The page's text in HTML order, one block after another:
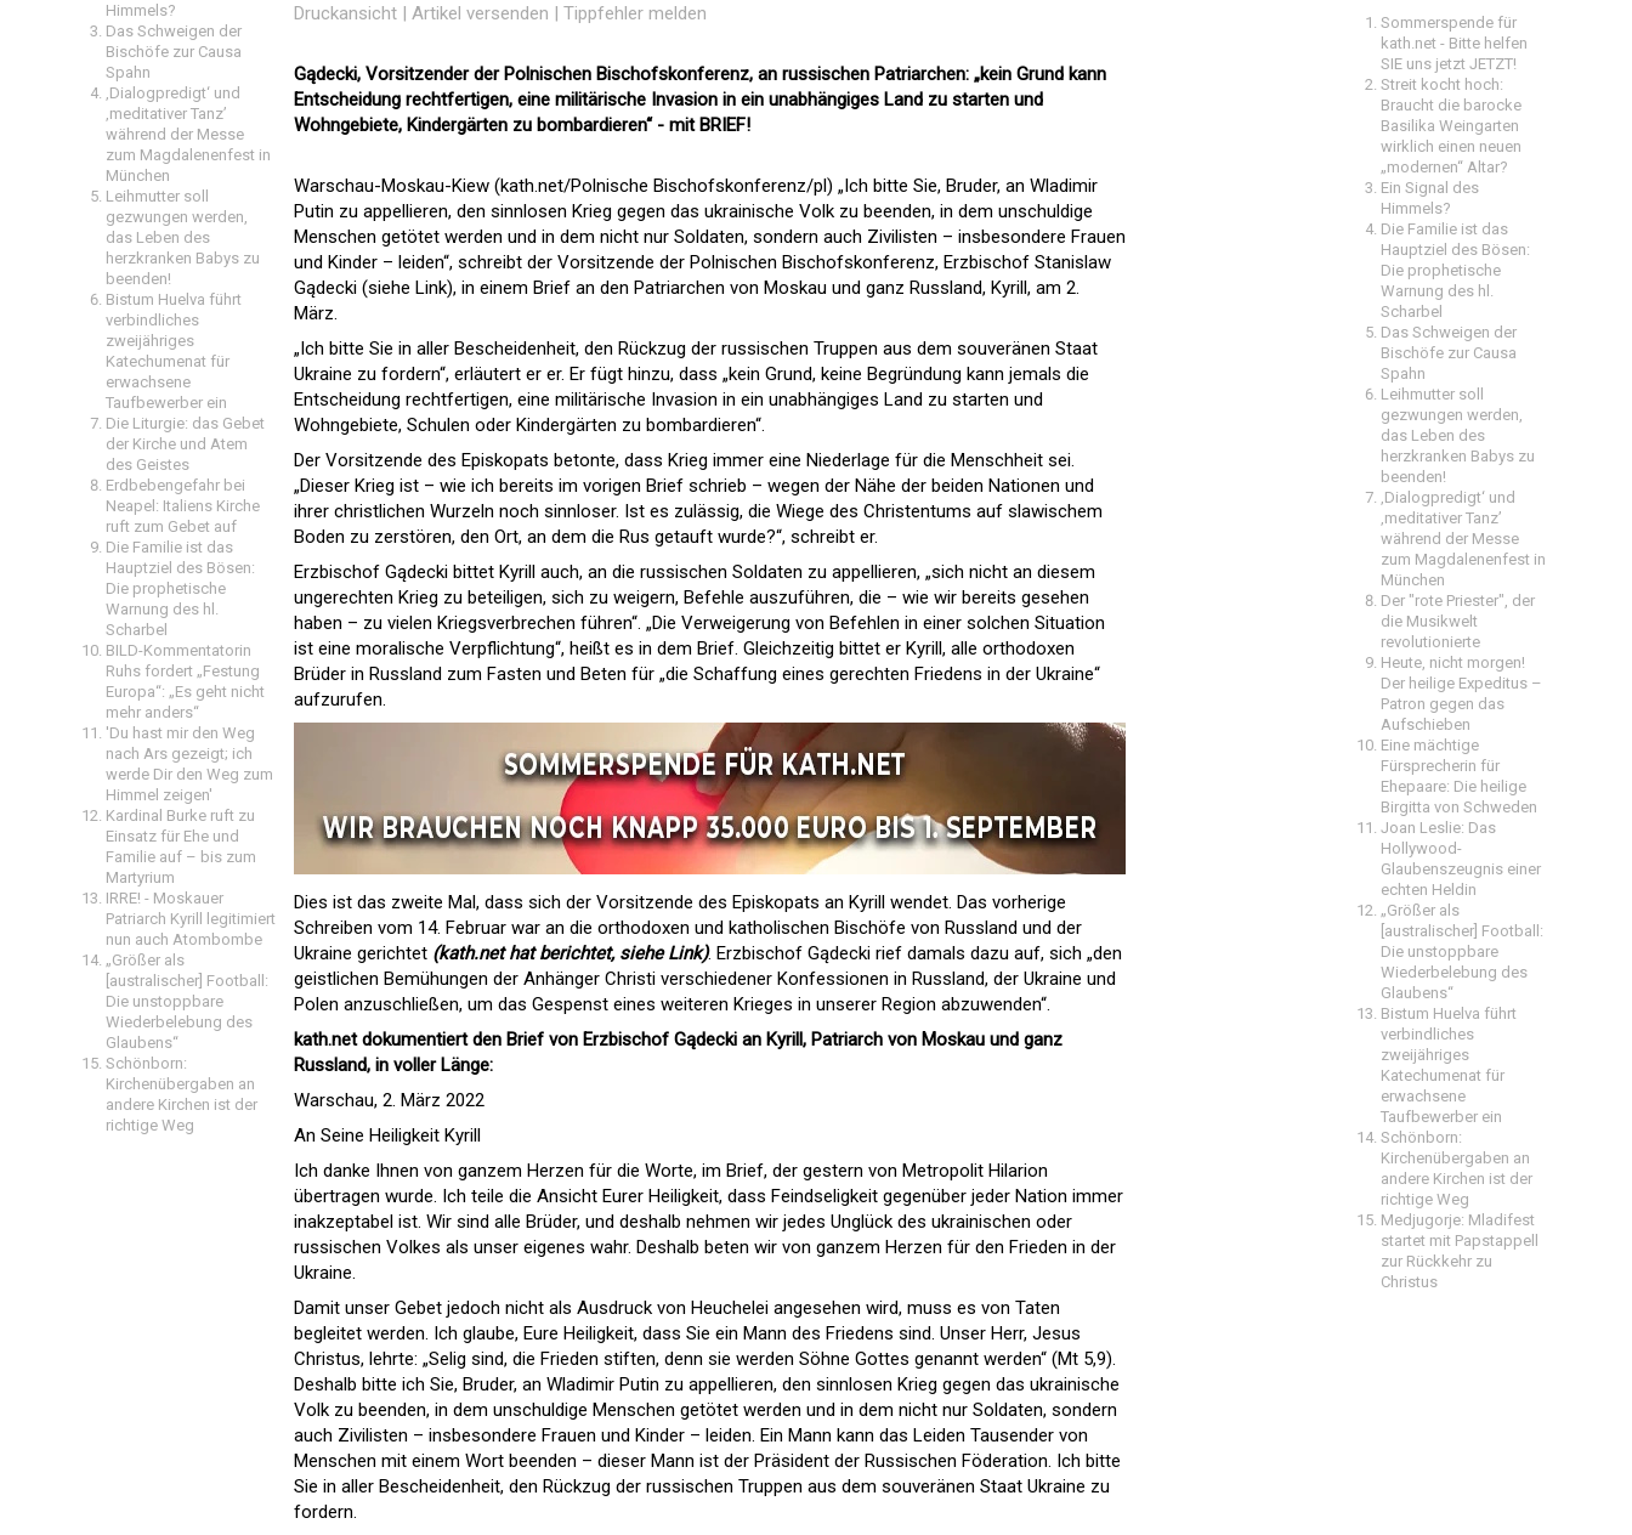
Himmels?
Das Schweigen der
Bischöfe zur Causa
Spahn
‚Dialogpredigt‘ und
‚meditativer Tanz’
während der Messe
zum Magdalenenfest in
München
Leihmutter soll
gezwungen werden,
das Leben des
herzkranken Babys zu
beenden!
Bistum Huelva führt
verbindliches
zweijähriges
Katechumenat für
erwachsene
Taufbewerber ein
Die Liturgie: das Gebet
der Kirche und Atem
des Geistes
Erdbebengefahr bei
Neapel: Italiens Kirche
ruft zum Gebet auf
Die Familie ist das
Hauptziel des Bösen:
Die prophetische
Warnung des hl.
Scharbel
BILD-Kommentatorin
Ruhs fordert „Festung
Europa“: „Es geht nicht
mehr anders“
'Du hast mir den Weg
nach Ars gezeigt; ich
werde Dir den Weg zum
Himmel zeigen'
Kardinal Burke ruft zu
Einsatz für Ehe und
Familie auf – bis zum
Martyrium
IRRE! - Moskauer
Patriarch Kyrill legitimiert
nun auch Atombombe
„Größer als
[australischer] Football:
Die unstoppbare
Wiederbelebung des
Glaubens“
Schönborn:
Kirchenübergaben an
andere Kirchen ist der
richtige Weg
Druckansicht | Artikel versenden | Tippfehler melden
Gądecki, Vorsitzender der Polnischen Bischofskonferenz, an russischen Patriarchen: „kein Grund kann
Entscheidung rechtfertigen, eine militärische Invasion in ein unabhängiges Land zu starten und
Wohngebiete, Kindergärten zu bombardieren“ - mit BRIEF!
Warschau-Moskau-Kiew (kath.net/Polnische Bischofskonferenz/pl) „Ich bitte Sie, Bruder, an Wladimir
Putin zu appellieren, den sinnlosen Krieg gegen das ukrainische Volk zu beenden, in dem unschuldige
Menschen getötet werden und in dem nicht nur Soldaten, sondern auch Zivilisten – insbesondere Frauen
und Kinder – leiden“, schreibt der Vorsitzende der Polnischen Bischofskonferenz, Erzbischof Stanislaw
Gądecki (siehe Link), in einem Brief an den Patriarchen von Moskau und ganz Russland, Kyrill, am 2.
März.
„Ich bitte Sie in aller Bescheidenheit, den Rückzug der russischen Truppen aus dem souveränen Staat
Ukraine zu fordern“, erläutert er er. Er fügt hinzu, dass „kein Grund, keine Begründung kann jemals die
Entscheidung rechtfertigen, eine militärische Invasion in ein unabhängiges Land zu starten und
Wohngebiete, Schulen oder Kindergärten zu bombardieren“.
Der Vorsitzende des Episkopats betonte, dass Krieg immer eine Niederlage für die Menschheit sei.
„Dieser Krieg ist – wie ich bereits im vorigen Brief schrieb – wegen der Nähe der beiden Nationen und
ihrer christlichen Wurzeln noch sinnloser. Ist es zulässig, die Wiege des Christentums auf slawischem
Boden zu zerstören, den Ort, an dem die Rus getauft wurde?“, schreibt er.
Erzbischof Gądecki bittet Kyrill auch, an die russischen Soldaten zu appellieren, „sich nicht an diesem
ungerechten Krieg zu beteiligen, sich zu weigern, Befehle auszuführen, die – wie wir bereits gesehen
haben – zu vielen Kriegsverbrechen führen“. „Die Verweigerung von Befehlen in einer solchen Situation
ist eine moralische Verpflichtung“, heißt es in dem Brief. Gleichzeitig bittet er Kyrill, alle orthodoxen
Brüder in Russland zum Fasten und Beten für „die Schaffung eines gerechten Friedens in der Ukraine“
aufzurufen.
Dies ist das zweite Mal, dass sich der Vorsitzende des Episkopats an Kyrill wendet. Das vorherige
Schreiben vom 14. Februar war an die orthodoxen und katholischen Bischöfe von Russland und der
Ukraine gerichtet (kath.net hat berichtet, siehe Link). Erzbischof Gądecki rief damals dazu auf, sich „den
geistlichen Bemühungen der Anhänger Christi verschiedener Konfessionen in Russland, der Ukraine und
Polen anzuschließen, um das Gespenst eines weiteren Krieges in unserer Region abzuwenden“.
kath.net dokumentiert den Brief von Erzbischof Gądecki an Kyrill, Patriarch von Moskau und ganz
Russland, in voller Länge:
Warschau, 2. März 2022
An Seine Heiligkeit Kyrill
Ich danke Ihnen von ganzem Herzen für die Worte, im Brief, der gestern von Metropolit Hilarion
übertragen wurde. Ich teile die Ansicht Eurer Heiligkeit, dass Feindseligkeit gegenüber jeder Nation immer
inakzeptabel ist. Wir sind alle Brüder, und deshalb nehmen wir jedes Unglück des ukrainischen oder
russischen Volkes als unser eigenes wahr. Deshalb beten wir von ganzem Herzen für den Frieden in der
Ukraine.
Damit unser Gebet jedoch nicht als Ausdruck von Heuchelei angesehen wird, muss es von Taten
begleitet werden. Ich glaube, Eure Heiligkeit, dass Sie ein Mann des Friedens sind. Unser Herr, Jesus
Christus, lehrte: „Selig sind, die Frieden stiften, denn sie werden Söhne Gottes genannt werden“ (Mt 5,9).
Deshalb bitte ich Sie, Bruder, an Wladimir Putin zu appellieren, den sinnlosen Krieg gegen das ukrainische
Volk zu beenden, in dem unschuldige Menschen getötet werden und in dem nicht nur Soldaten, sondern
auch Zivilisten – insbesondere Frauen und Kinder – leiden. Ein Mann kann das Leiden Tausender von
Menschen mit einem Wort beenden – dieser Mann ist der Präsident der Russischen Föderation. Ich bitte
Sie in aller Bescheidenheit, den Rückzug der russischen Truppen aus dem souveränen Staat Ukraine zu
fordern.
Sommerspende für
kath.net - Bitte helfen
SIE uns jetzt JETZT!
Streit kocht hoch:
Braucht die barocke
Basilika Weingarten
wirklich einen neuen
„modernen“ Altar?
Ein Signal des
Himmels?
Die Familie ist das
Hauptziel des Bösen:
Die prophetische
Warnung des hl.
Scharbel
Das Schweigen der
Bischöfe zur Causa
Spahn
Leihmutter soll
gezwungen werden,
das Leben des
herzkranken Babys zu
beenden!
‚Dialogpredigt‘ und
‚meditativer Tanz’
während der Messe
zum Magdalenenfest in
München
Der "rote Priester", der
die Musikwelt
revolutionierte
Heute, nicht morgen!
Der heilige Expeditus –
Patron gegen das
Aufschieben
Eine mächtige
Fürsprecherin für
Ehepaare: Die heilige
Birgitta von Schweden
Joan Leslie: Das
Hollywood-
Glaubenszeugnis einer
echten Heldin
„Größer als
[australischer] Football:
Die unstoppbare
Wiederbelebung des
Glaubens“
Bistum Huelva führt
verbindliches
zweijähriges
Katechumenat für
erwachsene
Taufbewerber ein
Schönborn:
Kirchenübergaben an
andere Kirchen ist der
richtige Weg
Medjugorje: Mladifest
startet mit Papstappell
zur Rückkehr zu
Christus